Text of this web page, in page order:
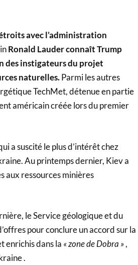
avec l’administration
Ronald Lauder connaît Trump
des instigateurs du projet
naturelles.Parmi les autres
TechMet, détenue en partie
américain créée lors du premier
a suscité le plus d’intérêt chez
Au printemps dernier, Kiev a
aux ressources minières
le Service géologique et du
pour conclure un accord sur la
enrichis dans la « zone de Dobra »,
.